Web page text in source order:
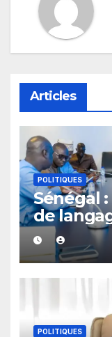
Articles
POLITIQUES
Sénégal
de
les
POLITIQUES